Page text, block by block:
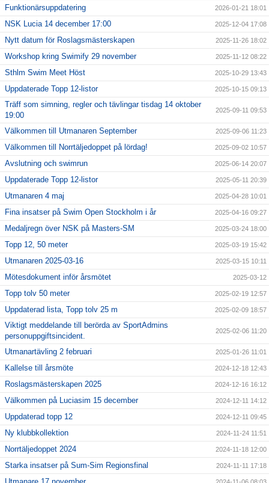
Funktionärsuppdatering 2026-01-21 18:01
NSK Lucia 14 december 17:00 2025-12-04 17:08
Nytt datum för Roslagsmästerskapen 2025-11-26 18:02
Workshop kring Swimify 29 november 2025-11-12 08:22
Sthlm Swim Meet Höst 2025-10-29 13:43
Uppdaterade Topp 12-listor 2025-10-15 09:13
Träff som simning, regler och tävlingar tisdag 14 oktober
19:00
2025-09-11 09:53
Välkommen till Utmanaren September 2025-09-06 11:23
Välkommen till Norrtäljedoppet på lördag! 2025-09-02 10:57
Avslutning och swimrun 2025-06-14 20:07
Uppdaterade Topp 12-listor 2025-05-11 20:39
Utmanaren 4 maj 2025-04-28 10:01
Fina insatser på Swim Open Stockholm i år 2025-04-16 09:27
Medaljregn över NSK på Masters-SM 2025-03-24 18:00
Topp 12, 50 meter 2025-03-19 15:42
Utmanaren 2025-03-16 2025-03-15 10:11
Mötesdokument inför årsmötet 2025-03-12
Topp tolv 50 meter 2025-02-19 12:57
Uppdaterad lista, Topp tolv 25 m 2025-02-09 18:57
Viktigt meddelande till berörda av SportAdmins
personuppgiftsincident.
2025-02-06 11:20
Utmanartävling 2 februari 2025-01-26 11:01
Kallelse till årsmöte 2024-12-18 12:43
Roslagsmästerskapen 2025 2024-12-16 16:12
Välkommen på Luciasim 15 december 2024-12-11 14:12
Uppdaterad topp 12 2024-12-11 09:45
Ny klubbkollektion 2024-11-24 11:51
Norrtäljedoppet 2024 2024-11-18 12:00
Starka insatser på Sum-Sim Regionsfinal 2024-11-11 17:18